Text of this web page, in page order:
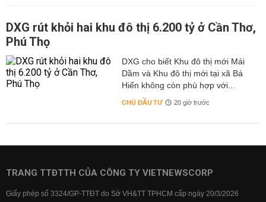
DXG rút khỏi hai khu đô thị 6.200 tỷ ở Cần Thơ,
Phú Thọ
DXG cho biết Khu đô thị mới Mái
Dầm và Khu đô thị mới tại xã Bá
Hiến không còn phù hợp với...
CHỦ ĐẦU TƯ 20 giờ trước
TRANG TTĐTTH CỦA CÔNG TY VIETNEWSCORP
Giấy phép số 3324/GP-TTĐT do Sở VH&TT TPHCM cấp ngày 20/3/2026